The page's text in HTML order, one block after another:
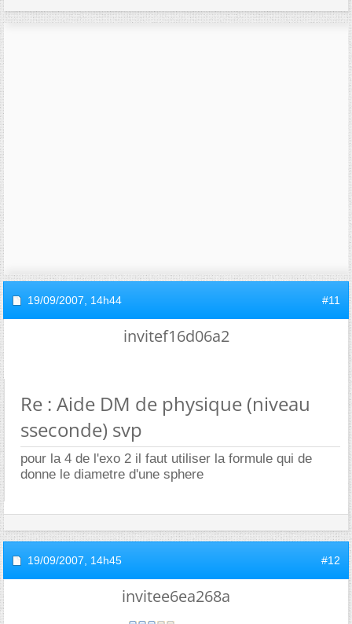
19/09/2007, 14h44 #11
invitef16d06a2
Re : Aide DM de physique (niveau
sseconde) svp
pour la 4 de l'exo 2 il faut utiliser la formule qui de
donne le diametre d'une sphere
19/09/2007, 14h45 #12
invitee6ea268a